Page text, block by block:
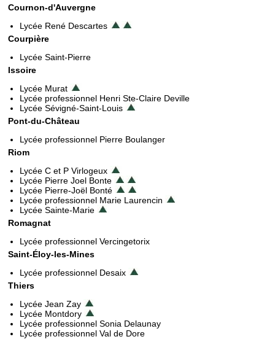
Cournon-d'Auvergne
Lycée René Descartes
Courpière
Lycée Saint-Pierre
Issoire
Lycée Murat
Lycée professionnel Henri Ste-Claire Deville
Lycée Sévigné-Saint-Louis
Pont-du-Château
Lycée professionnel Pierre Boulanger
Riom
Lycée C et P Virlogeux
Lycée Pierre Joel Bonte
Lycée Pierre-Joël Bonté
Lycée professionnel Marie Laurencin
Lycée Sainte-Marie
Romagnat
Lycée professionnel Vercingetorix
Saint-Éloy-les-Mines
Lycée professionnel Desaix
Thiers
Lycée Jean Zay
Lycée Montdory
Lycée professionnel Sonia Delaunay
Lycée professionnel Val de Dore